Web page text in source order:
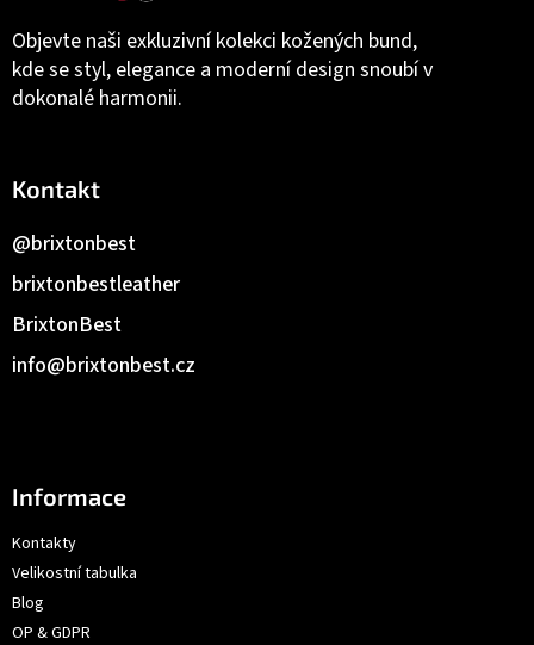
Objevte naši exkluzivní kolekci kožených bund,
kde se styl, elegance a moderní design snoubí v
dokonalé harmonii.
Kontakt
info@brixtonbest.cz
BrixtonBest
brixtonbestleather
@brixtonbest
Informace
Kontakty
Velikostní tabulka
Blog
OP & GDPR